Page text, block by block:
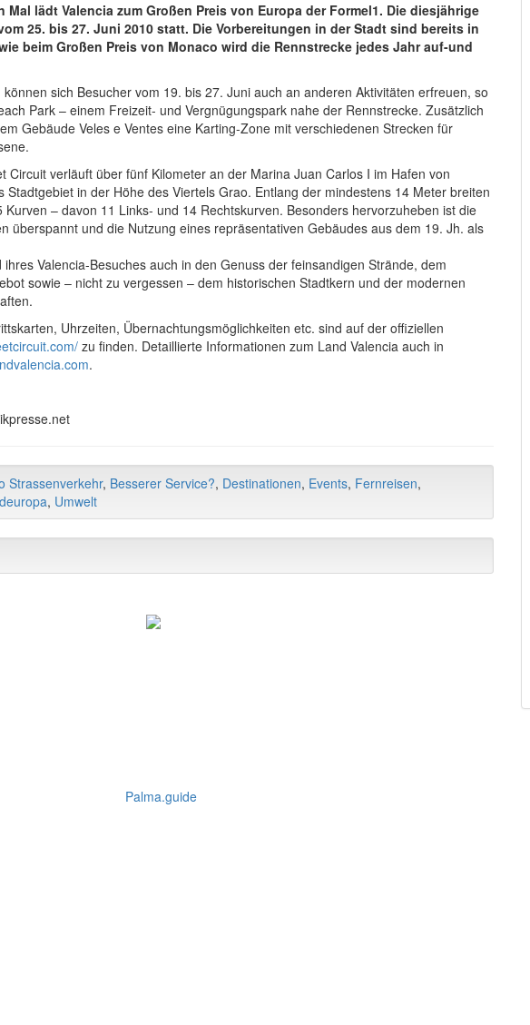
lädt Valencia zum Großen Preis von Europa der Formel1. Die diesjährige
25. bis 27. Juni 2010 statt. Die Vorbereitungen in der Stadt sind bereits in
beim Großen Preis von Monaco wird die Rennstrecke jedes Jahr auf-und
sich Besucher vom 19. bis 27. Juni auch an anderen Aktivitäten erfreuen, so
Park – einem Freizeit- und Vergnügungspark nahe der Rennstrecke. Zusätzlich
Gebäude Veles e Ventes eine Karting-Zone mit verschiedenen Strecken für
Circuit verläuft über fünf Kilometer an der Marina Juan Carlos I im Hafen von
Stadtgebiet in der Höhe des Viertels Grao. Entlang der mindestens 14 Meter breiten
– davon 11 Links- und 14 Rechtskurven. Besonders hervorzuheben ist die
überspannt und die Nutzung eines repräsentativen Gebäudes aus dem 19. Jh. als
Valencia-Besuches auch in den Genuss der feinsandigen Strände, dem
sowie – nicht zu vergessen – dem historischen Stadtkern und der modernen
Uhrzeiten, Übernachtungsmöglichkeiten etc. sind auf der offiziellen
zu finden. Detaillierte Informationen zum Land Valencia auch in
.
Strassenverkehr, Besserer Service?, Destinationen, Events, Fernreisen,
, Umwelt